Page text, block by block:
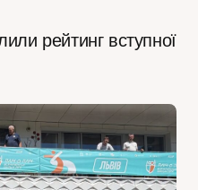
рейтинг вступної